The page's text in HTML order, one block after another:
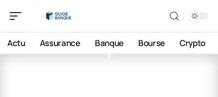
Actu Assurance Banque Bourse Crypto